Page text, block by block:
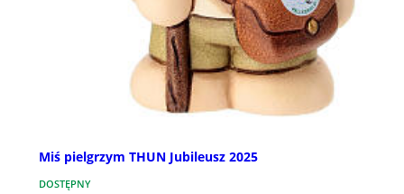
Miś pielgrzym THUN Jubileusz 2025
DOSTĘPNY